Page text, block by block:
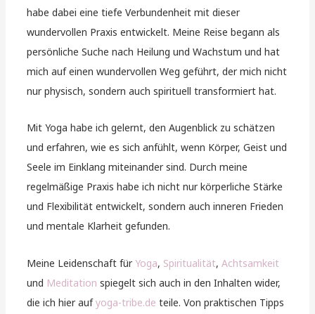
habe dabei eine tiefe Verbundenheit mit dieser
wundervollen Praxis entwickelt. Meine Reise begann als
persönliche Suche nach Heilung und Wachstum und hat
mich auf einen wundervollen Weg geführt, der mich nicht
nur physisch, sondern auch spirituell transformiert hat.
Mit Yoga habe ich gelernt, den Augenblick zu schätzen
und erfahren, wie es sich anfühlt, wenn Körper, Geist und
Seele im Einklang miteinander sind. Durch meine
regelmäßige Praxis habe ich nicht nur körperliche Stärke
und Flexibilität entwickelt, sondern auch inneren Frieden
und mentale Klarheit gefunden.
Meine Leidenschaft für Yoga, Spiritualität,Achtsamkeit
und Meditation spiegelt sich auch in den Inhalten wider,
die ich hier aufyoga-tribe.de teile. Von praktischen Tipps